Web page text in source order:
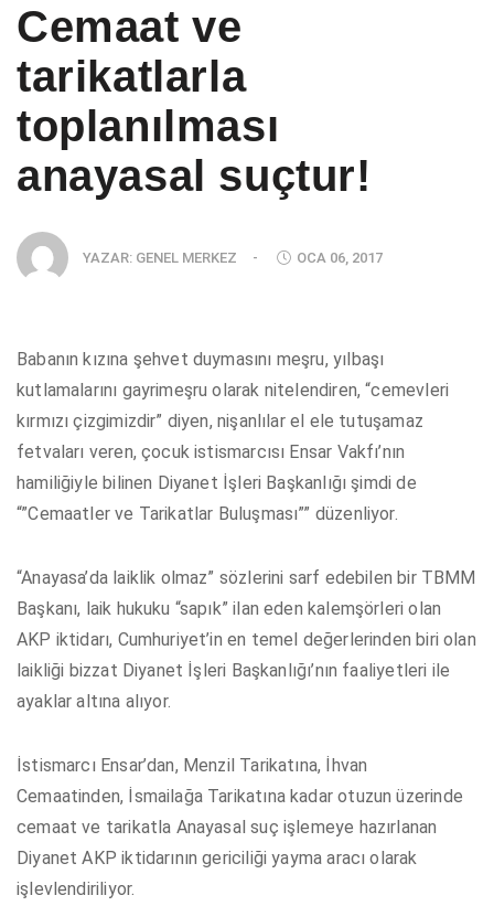
Cemaat ve
tarikatlarla
toplanılması
anayasal suçtur!
YAZAR: GENEL MERKEZ - OCA 06, 2017
Babanın kızına şehvet duymasını meşru, yılbaşı
kutlamalarını gayrimeşru olarak nitelendiren, “cemevleri
kırmızı çizgimizdir” diyen, nişanlılar el ele tutuşamaz
fetvaları veren, çocuk istismarcısı Ensar Vakfı’nın
hamiliğiyle bilinen Diyanet İşleri Başkanlığı şimdi de
“”Cemaatler ve Tarikatlar Buluşması”” düzenliyor.
“Anayasa’da laiklik olmaz” sözlerini sarf edebilen bir TBMM
Başkanı, laik hukuku “sapık” ilan eden kalemşörleri olan
AKP iktidarı, Cumhuriyet’in en temel değerlerinden biri olan
laikliği bizzat Diyanet İşleri Başkanlığı’nın faaliyetleri ile
ayaklar altına alıyor.
İstismarcı Ensar’dan, Menzil Tarikatına, İhvan
Cemaatinden, İsmailağa Tarikatına kadar otuzun üzerinde
cemaat ve tarikatla Anayasal suç işlemeye hazırlanan
Diyanet AKP iktidarının gericiliği yayma aracı olarak
işlevlendiriliyor.